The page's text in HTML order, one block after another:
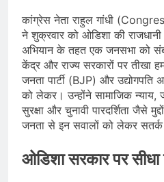
करने के लिए
प्रावधान
August 1, 2026
कॉमनवेल्थ गेम्स
बॉक्सिंग,
में कई पदक
August 1, 2026
MCC जल्द
काउंसलिंग
इंतजार अंतिम
July 31, 2026
कांग्रेस नेता राहुल गांधी
ने शुक्रवार को ओडिशा की
अभियान के तहत एक जनसभा को
केंद्र और राज्य सरकारों पर तीखा
जनता पार्टी (BJP) और
को लेकर। उन्होंने सामाजिक न्याय,
सुरक्षा और चुनावी पारदर्शिता जैसे
जनता से इन सवालों को लेकर
ओडिशा सरकार पर सीधा